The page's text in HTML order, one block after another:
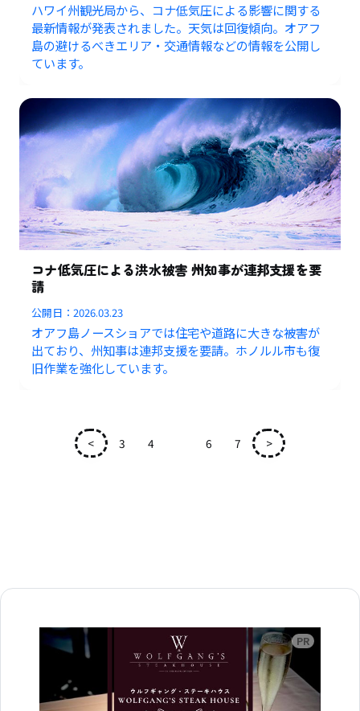
ハワイ州観光局から、コナ低気圧による影響に関する
最新情報が発表されました。天気は回復傾向。オアフ
島の避けるべきエリア・交通情報などの情報を公開し
ています。
コナ低気圧による洪水被害 州知事が連邦支援を要
請
公開日：2026.03.23
オアフ島ノースショアでは住宅や道路に大きな被害が
出ており、州知事は連邦支援を要請。ホノルル市も復
旧作業を強化しています。
< 3 4 6 7 >
広告